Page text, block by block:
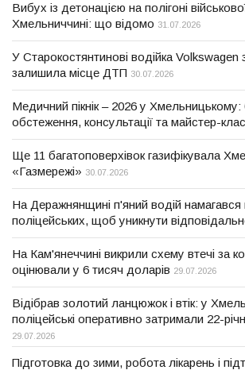
Вибух із детонацією на полігоні
Хмельниччині: що відомо 31.07.2026
У Старокостянтинові водійка Volkswagen
залишила місце ДТП 30.07.2026
Медичний пікнік – 2026 у Хмельницькому:
обстеження, консультації та майстер-
Ще 11 багатоповерхівок газифікувала
«Газмережі» 30.07.2026
На Деражнянщині п'яний водій намагався
поліцейських, щоб уникнути
На Кам'янеччині викрили схему втечі за
оцінювали у 6 тисяч доларів 29.07.2026
Відібрав золотий ланцюжок і втік: у
поліцейські оперативно затримали 22-
29.07.2026
Підготовка до зими, робота лікарень і